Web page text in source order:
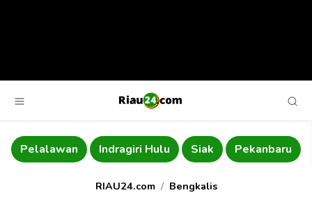
Pelalawan Indragiri Hulu Siak Pekanbaru
RIAU24.com Bengkalis